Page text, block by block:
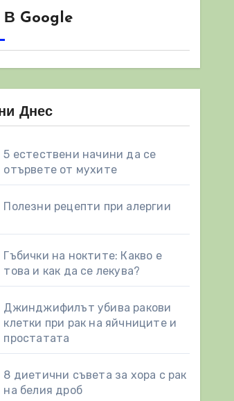
В Google
Днес
5 естествени начини да се
отървете от мухите
Полезни рецепти при алергии
Гъбички на ноктите: Какво е
това и как да се лекува?
Джинджифилът убива ракови
клетки при рак на яйчниците и
простатата
8 диетични съвета за хора с рак
на белия дроб